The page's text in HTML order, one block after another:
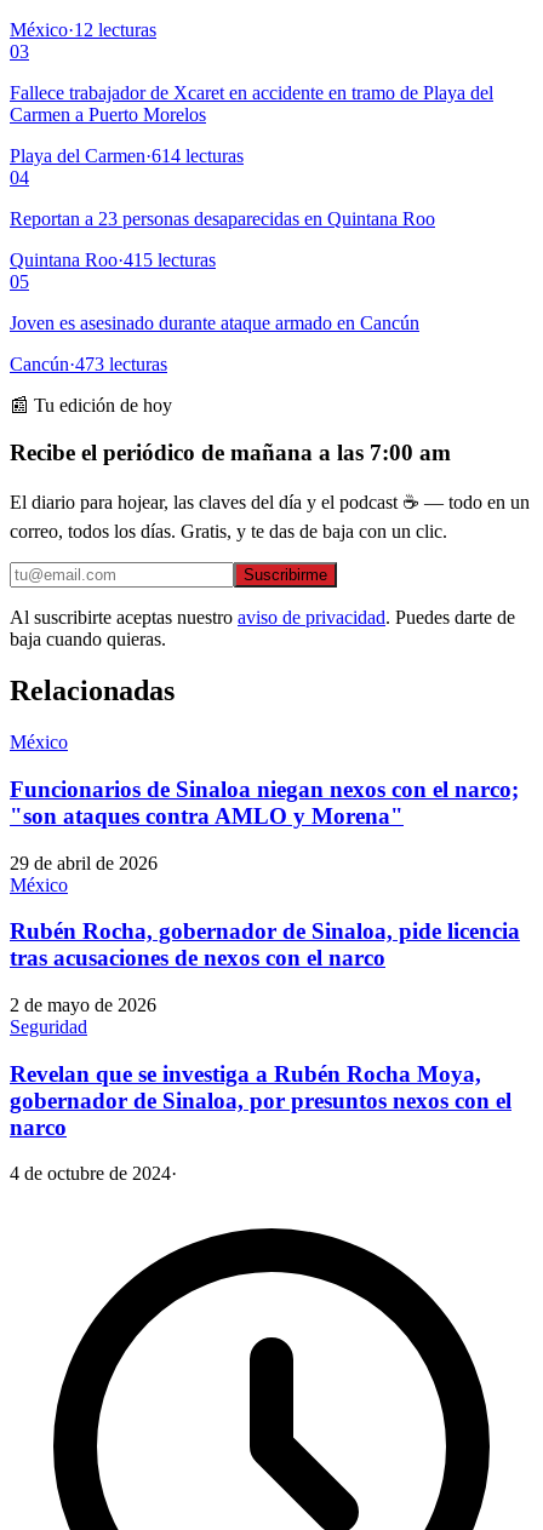
México·12 lecturas
03
Fallece trabajador de Xcaret en accidente en tramo de Playa del
Carmen a Puerto Morelos
Playa del Carmen·614 lecturas
04
Reportan a 23 personas desaparecidas en Quintana Roo
Quintana Roo·415 lecturas
05
Joven es asesinado durante ataque armado en Cancún
Cancún·473 lecturas
📰 Tu edición de hoy
Recibe el periódico de mañana a las 7:00 am
El diario para hojear, las claves del día y el podcast ☕ — todo en un
correo, todos los días. Gratis, y te das de baja con un clic.
Suscribirme
Al suscribirte aceptas nuestro aviso de privacidad. Puedes darte de
baja cuando quieras.
Relacionadas
México
Funcionarios de Sinaloa niegan nexos con el narco;
"son ataques contra AMLO y Morena"
29 de abril de 2026
México
Rubén Rocha, gobernador de Sinaloa, pide licencia
tras acusaciones de nexos con el narco
2 de mayo de 2026
Seguridad
Revelan que se investiga a Rubén Rocha Moya,
gobernador de Sinaloa, por presuntos nexos con el
narco
4 de octubre de 2024·